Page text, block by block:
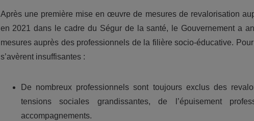
Après une première mise en œuvre de mesures de revalorisation
en 2021 dans le cadre du Ségur de la santé, le Gouvernement a
mesures auprès des professionnels de la filière socio-éducative.
s’avèrent insuffisantes :
De nombreux professionnels sont toujours exclus des
tensions sociales grandissantes, de l’épuisement
accompagnements.